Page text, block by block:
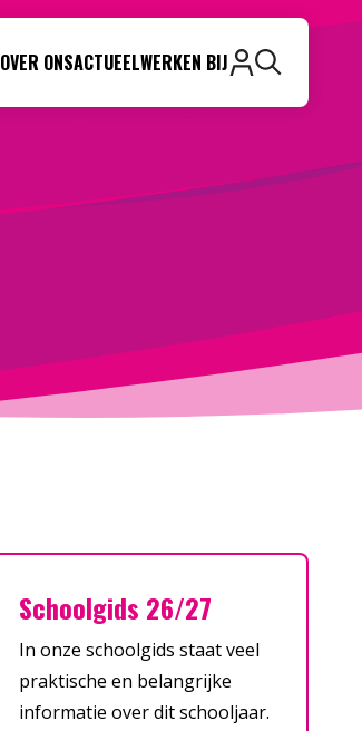
OVER ONSACTUEELWERKEN BIJ
Zoeken
Schoolgids 26/27
In onze schoolgids staat veel
praktische en belangrijke
informatie over dit schooljaar.